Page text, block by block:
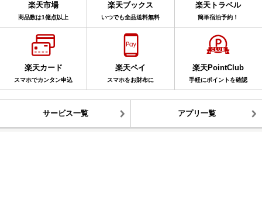
楽天市場
商品数は1億点以上
楽天ブックス
いつでも全品送料無料
楽天トラベル
簡単宿泊予約！
楽天カード
スマホでカンタン申込
楽天ペイ
スマホをお財布に
楽天PointClub
手軽にポイントを確認
サービス一覧 アプリ一覧